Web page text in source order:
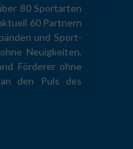
80 Sportarten
60 Partnern
und Sport-
Neuigkeiten.
Förderer ohne
den Puls des